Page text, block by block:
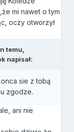
mi nawet o tym
oczy otworzył
temu,
napisał:
sie z tobą
zgodze.
ani nie